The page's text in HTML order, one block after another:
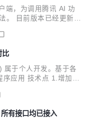
gro
端，为调用腾讯 AI 功
。 目前版本已经更新至
class Sample { //设
String APP_KE
static void main(String[...
比
于个人开发。基于各
序应用 技术点 1.增加了
即可分析2张图片之间
有接口均已接入